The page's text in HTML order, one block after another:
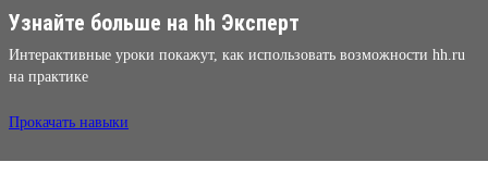
Узнайте больше на hh Эксперт
Интерактивные уроки покажут, как использовать возможности hh.ru
на практике
Прокачать навыки